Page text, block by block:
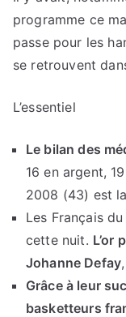
programme ce
passe pour les
se retrouvent
L’essentiel
Le bilan des
16 en argent,
2008 (43) est
Les Français
cette nuit. L’or
Johanne Defay
Grâce à leur
basketteurs